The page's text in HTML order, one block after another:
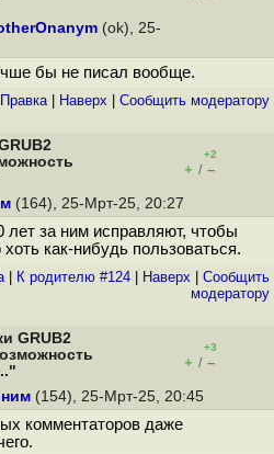
(ok), 25-
бы не писал вообще.
Правка| Наверх Cообщить модератору
+2
+ / –
(164), 25-Мрт-25, 20:27
лет за ним исправляют, чтобы
как-нибудь пользоваться.
| К родителю #124 Наверх
Cообщить
модератору
GRUB2
+3
+ / –
(154), 25-Мрт-25, 20:45
комментаторов даже